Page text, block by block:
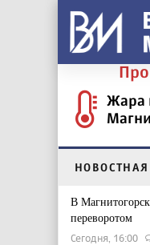
Жара
В
переворотом
Сегодня, 16:00